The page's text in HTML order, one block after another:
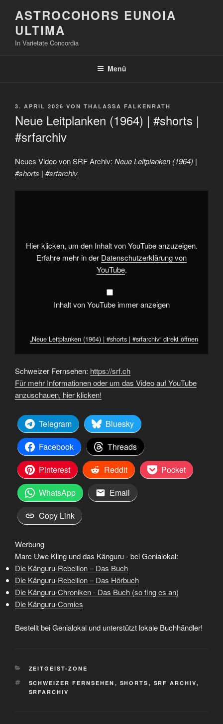
Inhalt
springen
ASTROCOHORS EUNOIA
ULTIMA
In Varietate Concordia
Menü
VERÖFFENTLICHT
3. APRIL 2026 VON THALASSA FALKENRATH
Neue Leitplanken (1964) | #shorts |
#srfarchiv
Neues Video von SRF Archiv: Neue Leitplanken (1964) |
#shorts | #srfarchiv
„Neue
von
YouTube
anzeigen
Hier klicken, um den Inhalt von YouTube anzuzeigen.
Erfahre mehr in der Datenschutzerklärung von
YouTube.
Inhalt von YouTube immer anzeigen
„Neue Leitplanken (1964) | #shorts | #srfarchiv“ direkt öffnen
Schweizer Fernsehen: https://srf.ch
Für mehr Informationen oder um das Video auf YouTube
anzuschauen, hier klicken!
Telegram
Bluesky
Facebook
Threads
Pinterest
Reddit
Pocket
WhatsApp
Email
Copy Link
Werbung
Marc Uwe Kling und das Känguru - bei Genialokal:
Die Känguru-Rebellion – Das Buch
Die Känguru-Rebellion – Das Hörbuch
Die Känguru-Chroniken - Das Buch (so fing es an)
Die Känguru-Comics
Bestellt bei Genialokal und unterstützt lokale Buchhändler!
KATEGORIEN
ZEITGEIST-ZONE
SCHLAGWÖRTER
SCHWEIZER FERNSEHEN , SHORTS , SRF ARCHIV,
SRFARCHIV